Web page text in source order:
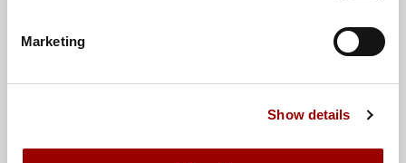
Marketing
Show details
Position